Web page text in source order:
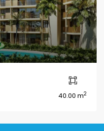
40.00 m2